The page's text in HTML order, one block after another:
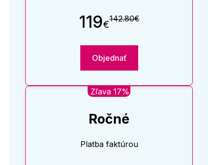
119€142.80€
Objednať
Zľava 17%
Ročné
Platba faktúrou